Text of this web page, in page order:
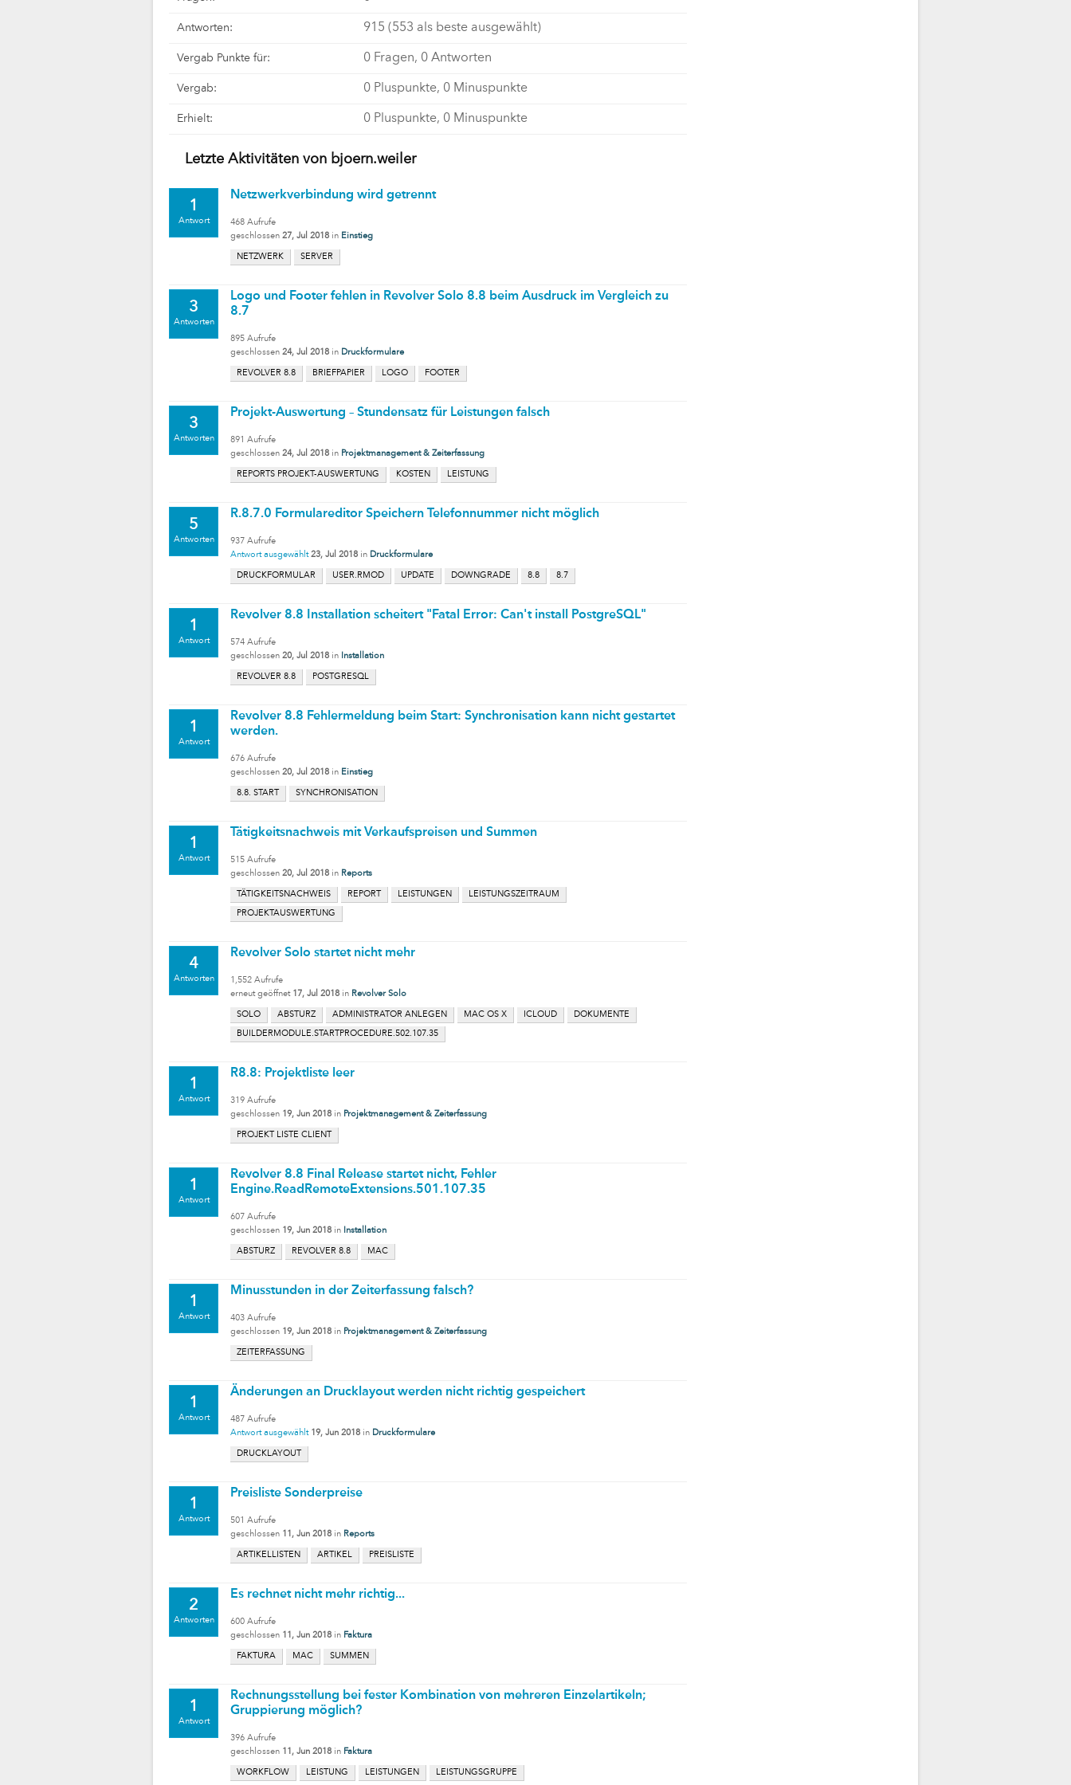
Antworten: 915 (553 als beste ausgewählt)
Vergab Punkte für: 0 Fragen, 0 Antworten
Vergab: 0 Pluspunkte, 0 Minuspunkte
Erhielt: 0 Pluspunkte, 0 Minuspunkte
Letzte Aktivitäten von bjoern.weiler
1
Antwort
Netzwerkverbindung wird getrennt
468 Aufrufe
geschlossen 27, Jul 2018 in Einstieg
NETZWERK SERVER
3
Antworten
Logo und Footer fehlen in Revolver Solo 8.8 beim Ausdruck im Vergleich zu
8.7
895 Aufrufe
geschlossen 24, Jul 2018 in Druckformulare
REVOLVER 8.8 BRIEFPAPIER LOGO FOOTER
3
Antworten
Projekt-Auswertung – Stundensatz für Leistungen falsch
891 Aufrufe
geschlossen 24, Jul 2018 in Projektmanagement & Zeiterfassung
REPORTS PROJEKT-AUSWERTUNG KOSTEN LEISTUNG
5
Antworten
R.8.7.0 Formulareditor Speichern Telefonnummer nicht möglich
937 Aufrufe
Antwort ausgewählt 23, Jul 2018 in Druckformulare
DRUCKFORMULAR USER.RMOD UPDATE DOWNGRADE 8.8 8.7
1
Antwort
Revolver 8.8 Installation scheitert "Fatal Error: Can't install PostgreSQL"
574 Aufrufe
geschlossen 20, Jul 2018 in Installation
REVOLVER 8.8 POSTGRESQL
1
Antwort
Revolver 8.8 Fehlermeldung beim Start: Synchronisation kann nicht gestartet
werden.
676 Aufrufe
geschlossen 20, Jul 2018 in Einstieg
8.8. START SYNCHRONISATION
1
Antwort
Tätigkeitsnachweis mit Verkaufspreisen und Summen
515 Aufrufe
geschlossen 20, Jul 2018 in Reports
TÄTIGKEITSNACHWEIS REPORT LEISTUNGEN LEISTUNGSZEITRAUM
PROJEKTAUSWERTUNG
4
Antworten
Revolver Solo startet nicht mehr
1,552 Aufrufe
erneut geöffnet 17, Jul 2018 in Revolver Solo
SOLO ABSTURZ ADMINISTRATOR ANLEGEN MAC OS X ICLOUD DOKUMENTE
BUILDERMODULE.STARTPROCEDURE.502.107.35
1
Antwort
R8.8: Projektliste leer
319 Aufrufe
geschlossen 19, Jun 2018 in Projektmanagement & Zeiterfassung
PROJEKT LISTE CLIENT
1
Antwort
Revolver 8.8 Final Release startet nicht, Fehler
Engine.ReadRemoteExtensions.501.107.35
607 Aufrufe
geschlossen 19, Jun 2018 in Installation
ABSTURZ REVOLVER 8.8 MAC
1
Antwort
Minusstunden in der Zeiterfassung falsch?
403 Aufrufe
geschlossen 19, Jun 2018 in Projektmanagement & Zeiterfassung
ZEITERFASSUNG
1
Antwort
Änderungen an Drucklayout werden nicht richtig gespeichert
487 Aufrufe
Antwort ausgewählt 19, Jun 2018 in Druckformulare
DRUCKLAYOUT
1
Antwort
Preisliste Sonderpreise
501 Aufrufe
geschlossen 11, Jun 2018 in Reports
ARTIKELLISTEN ARTIKEL PREISLISTE
2
Antworten
Es rechnet nicht mehr richtig...
600 Aufrufe
geschlossen 11, Jun 2018 in Faktura
FAKTURA MAC SUMMEN
1
Antwort
Rechnungsstellung bei fester Kombination von mehreren Einzelartikeln;
Gruppierung möglich?
396 Aufrufe
geschlossen 11, Jun 2018 in Faktura
WORKFLOW LEISTUNG LEISTUNGEN LEISTUNGSGRUPPE